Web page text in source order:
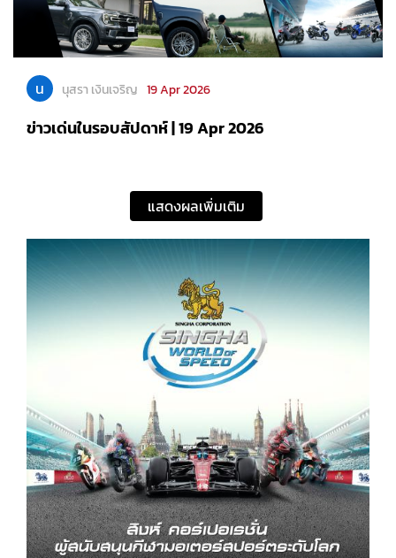
น นุสรา เงินเจริญ 19 Apr 2026
ข่าวเด่นในรอบสัปดาห์ | 19 Apr 2026
แสดงผลเพิ่มเติม